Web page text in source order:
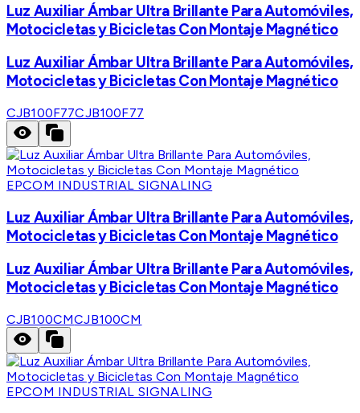
Luz Auxiliar Ámbar Ultra Brillante Para Automóviles,
Motocicletas y Bicicletas Con Montaje Magnético
Luz Auxiliar Ámbar Ultra Brillante Para Automóviles,
Motocicletas y Bicicletas Con Montaje Magnético
CJB100F77CJB100F77
EPCOM INDUSTRIAL SIGNALING
Luz Auxiliar Ámbar Ultra Brillante Para Automóviles,
Motocicletas y Bicicletas Con Montaje Magnético
Luz Auxiliar Ámbar Ultra Brillante Para Automóviles,
Motocicletas y Bicicletas Con Montaje Magnético
CJB100CMCJB100CM
EPCOM INDUSTRIAL SIGNALING